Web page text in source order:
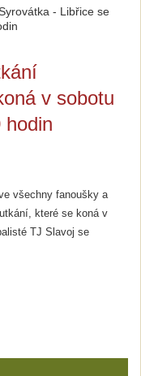
- Libřice se
v sobotu
hodin
všechny fanoušky a
které se koná v
TJ Slavoj se